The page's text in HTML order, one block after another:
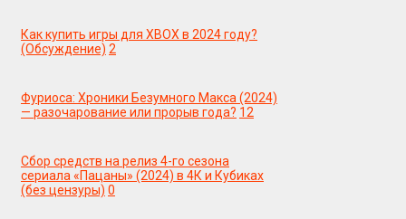
Как купить игры для XBOX в 2024 году?
(Обсуждение) 2
Фуриоса: Хроники Безумного Макса (2024)
— разочарование или прорыв года? 12
Сбор средств на релиз 4-го сезона
сериала «Пацаны» (2024) в 4К и Кубиках
(без цензуры) 0